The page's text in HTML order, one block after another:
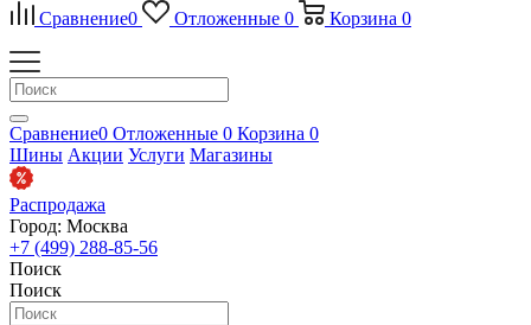
Сравнение0 Отложенные 0 Корзина 0
Сравнение0 Отложенные 0 Корзина 0
Шины Акции Услуги Магазины
Распродажа
Город: Москва
+7 (499) 288-85-56
Поиск
Поиск